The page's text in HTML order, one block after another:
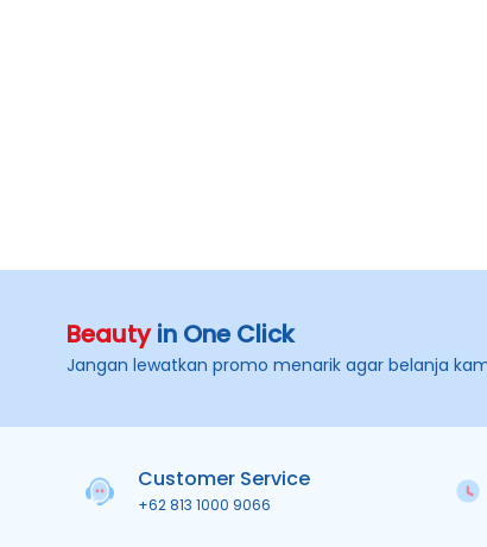
Beautyin One Click
Jangan lewatkan promo menarik agar belanja
Customer Service
+62 813 1000 9066